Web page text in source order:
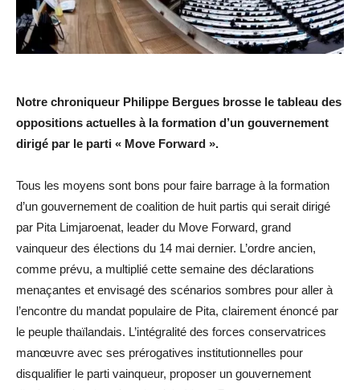
Notre chroniqueur Philippe Bergues brosse le tableau des
oppositions actuelles à la formation d’un gouvernement
dirigé par le parti « Move Forward ».
Tous les moyens sont bons pour faire barrage à la formation
d’un gouvernement de coalition de huit partis qui serait dirigé
par Pita Limjaroenat, leader du Move Forward, grand
vainqueur des élections du 14 mai dernier. L’ordre ancien,
comme prévu, a multiplié cette semaine des déclarations
menaçantes et envisagé des scénarios sombres pour aller à
l’encontre du mandat populaire de Pita, clairement énoncé par
le peuple thaïlandais. L’intégralité des forces conservatrices
manœuvre avec ses prérogatives institutionnelles pour
disqualifier le parti vainqueur, proposer un gouvernement